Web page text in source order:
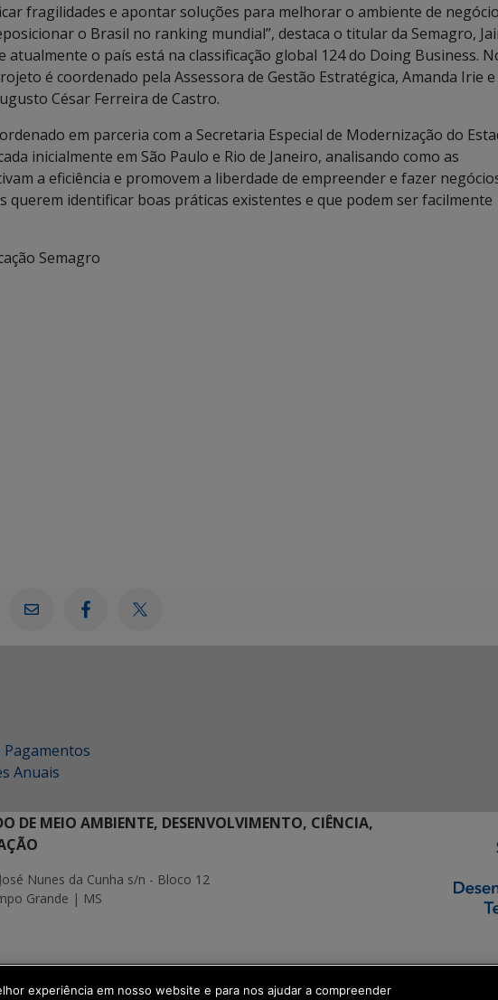
fragilidades e apontar soluções para melhorar o ambiente de
o Brasil no ranking mundial”, destaca o titular da Semagro,
atualmente o país está na classificação global 124 do Doing Business.
é coordenado pela Assessora de Gestão Estratégica, Amanda Irie e
César Ferreira de Castro.
em parceria com a Secretaria Especial de Modernização do
inicialmente em São Paulo e Rio de Janeiro, analisando como as
a eficiência e promovem a liberdade de empreender e fazer
querem identificar boas práticas existentes e que podem ser facilmente
Semagro
Anuais
DE MEIO AMBIENTE, DESENVOLVIMENTO, CIÊNCIA,
Nunes da Cunha s/n - Bloco 12
Grande | MS
de Transformação Digital
experiência em nosso website e para nos ajudar a compreender